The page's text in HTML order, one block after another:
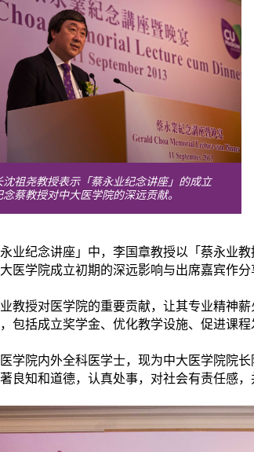
沈祖尧教授表示「蔡永业纪念讲座」的成立
念蔡教授对中大医学院的深远贡献。
业纪念讲座」中，李国章教授以「蔡永业
医学院成立初期的深远影响与出席嘉宾作分
教授对医学院的重要贡献，让其专业精神
包括成立奖学金、优化教学设施、促进课
学院内外全科医学士，现为中大医学院院
良知和道德，认真处事，对社会有责任感